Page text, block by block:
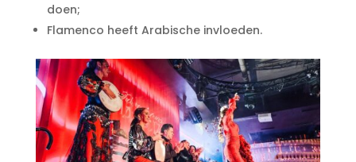
doen;
Flamenco heeft Arabische invloeden.